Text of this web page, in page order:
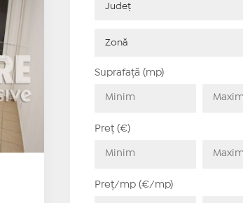
Suprafață (mp)
Preț (€)
Preț/mp (€/mp)